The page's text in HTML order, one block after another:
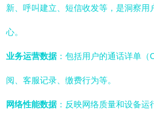
新、呼叫建立、短信收发等，是洞察用
心。
业务运营数据：包括用户的通话详单（
阅、客服记录、缴费行为等。
网络性能数据：反映网络质量和设备运